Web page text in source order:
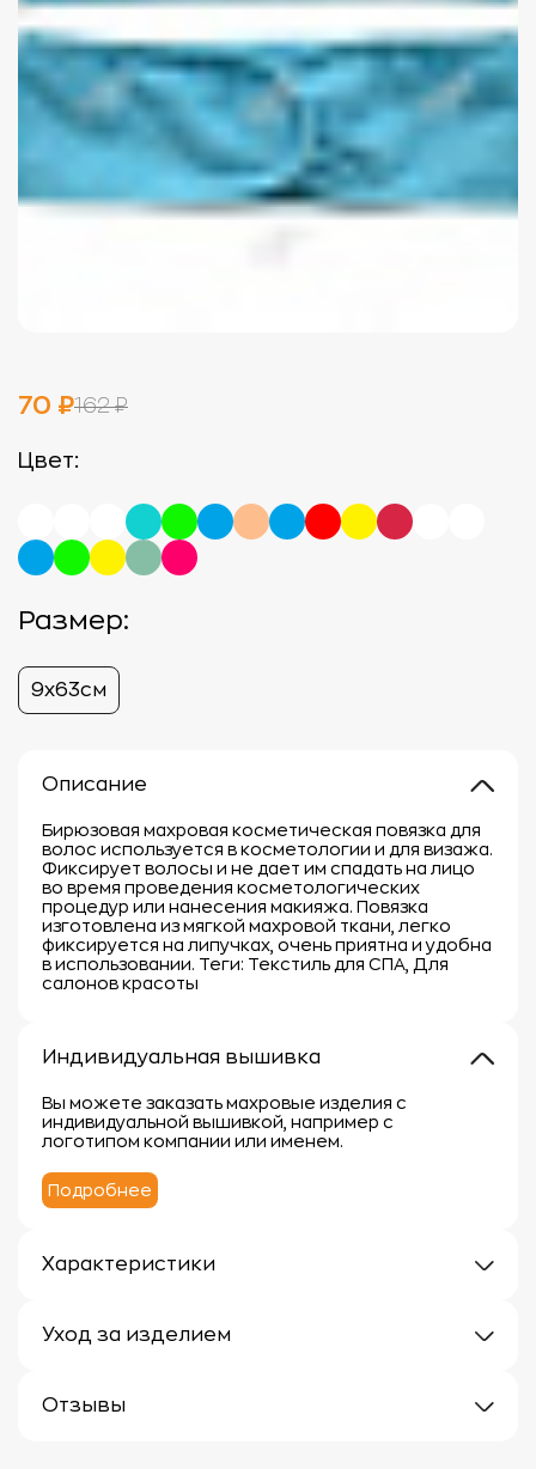
70 ₽162 ₽
Цвет:
Размер:
9х63cм
Описание
Бирюзовая махровая косметическая повязка для
волос используется в косметологии и для визажа.
Фиксирует волосы и не дает им спадать на лицо
во время проведения косметологических
процедур или нанесения макияжа. Повязка
изготовлена из мягкой махровой ткани, легко
фиксируется на липучках, очень приятна и удобна
в использовании. Теги: Текстиль для СПА, Для
салонов красоты
Индивидуальная вышивка
Вы можете заказать махровые изделия с
индивидуальной вышивкой, например с
логотипом компании или именем.
Подробнее
Характеристики
Материал: 100% хлопок
Уход за изделием
чтобы сохранить их мягкость, впитывающие
Отзывы